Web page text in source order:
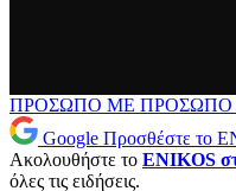
ΠΡΟΣΩΠΟ ΜΕ ΠΡΟΣΩΠΟ
Google Προσθέστε το
Ακολουθήστε το ENIKOS
όλες τις ειδήσεις.